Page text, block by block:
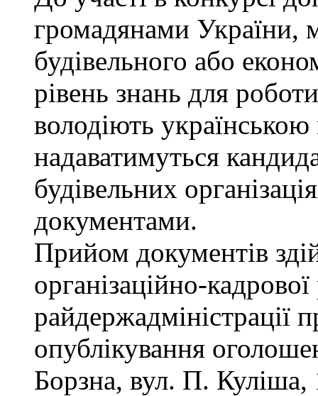
громадянами України,
будівельного або
рівень знань для
володіють
надаватимуться
будівельних
документами.
Прийом документів
організаційно-
райдержадміністрації
опублікування
Борзна, вул. П.